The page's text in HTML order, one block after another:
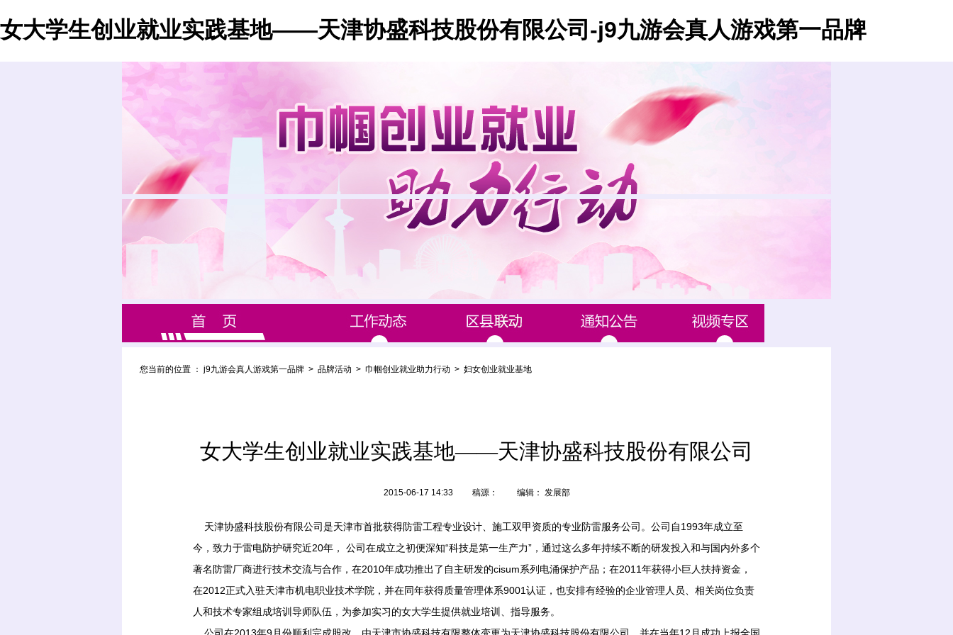
女大学生创业就业实践基地——天津协盛科技股份有限公司-j9九游会真人游戏第一品牌
您当前的位置 ： j9九游会真人游戏第一品牌 > 品牌活动 > 巾帼创业就业助力行动 > 妇女创业就业基地
女大学生创业就业实践基地——天津协盛科技股份有限公司
2015-06-17 14:33 稿源： 编辑： 发展部
天津协盛科技股份有限公司是天津市首批获得防雷工程专业设计、施工双甲资质的专业防雷服务公司。公司自1993年成立至
今，致力于雷电防护研究近20年， 公司在成立之初便深知“科技是第一生产力”，通过这么多年持续不断的研发投入和与国内外多个
著名防雷厂商进行技术交流与合作，在2010年成功推出了自主研发的cisum系列电涌保护产品；在2011年获得小巨人扶持资金，
在2012正式入驻天津市机电职业技术学院，并在同年获得质量管理体系9001认证，也安排有经验的企业管理人员、相关岗位负责
人和技术专家组成培训导师队伍，为参加实习的女大学生提供就业培训、指导服务。